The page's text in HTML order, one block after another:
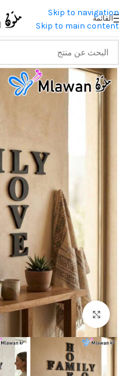
Skip to navigation
Skip to main content
القائمة
Click to enlarge